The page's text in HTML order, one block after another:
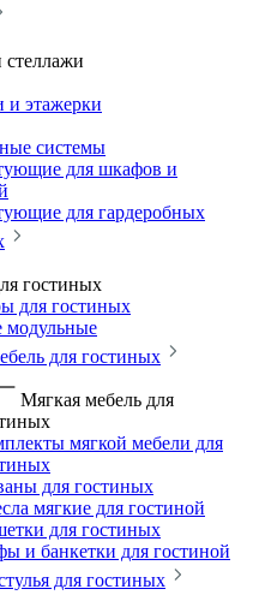
и этажерки
системы
для шкафов и
для гардеробных
гостиных
для гостиных
модульные
для гостиных
Мягкая мебель для
мягкой мебели для
для гостиных
мягкие для гостиной
для гостиных
и банкетки для гостиной
для гостиных